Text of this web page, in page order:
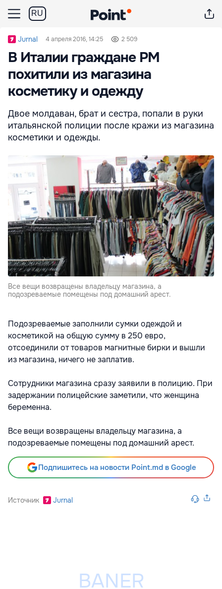
RU
Jurnal 4 апреля 2016, 14:25 2 509
В Италии граждане РМ
похитили из магазина
косметику и одежду
Двое молдаван, брат и сестра, попали в руки
итальянской полиции после кражи из магазина
косметики и одежды.
Все вещи возвращены владельцу магазина, а
подозреваемые помещены под домашний арест.
Подозреваемые заполнили сумки одеждой и
косметикой на общую сумму в 250 евро,
отсоединили от товаров магнитные бирки и вышли
из магазина, ничего не заплатив.
Сотрудники магазина сразу заявили в полицию. При
задержании полицейские заметили, что женщина
беременна.
Все вещи возвращены владельцу магазина, а
подозреваемые помещены под домашний арест.
Подпишитесь на новости Point.md в Google
Источник Jurnal